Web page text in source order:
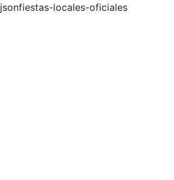
jsonfiestas-locales-oficiales